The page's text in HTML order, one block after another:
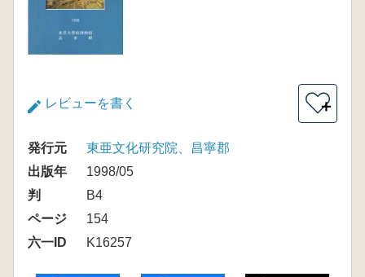
レビューを書く ＋
発行元
東亜文化研究院、昌寧郡
出版年
1998/05
判
B4
ページ
154
六一ID
K16257